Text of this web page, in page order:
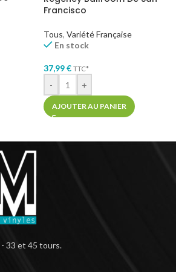
Francisco
Tous, Variété Française
En stock
37,99€ TTC*
- +
AJOUTER AU PANIER
33 et 45 tours.